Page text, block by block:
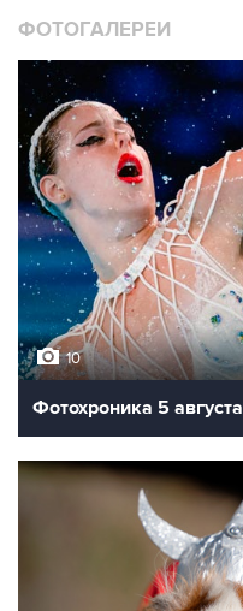
ФОТОГАЛЕРЕИ
10
Фотохроника 5 августа